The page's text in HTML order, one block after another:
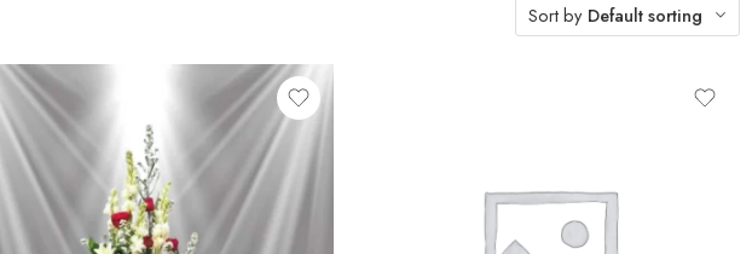
Sort by Default sorting